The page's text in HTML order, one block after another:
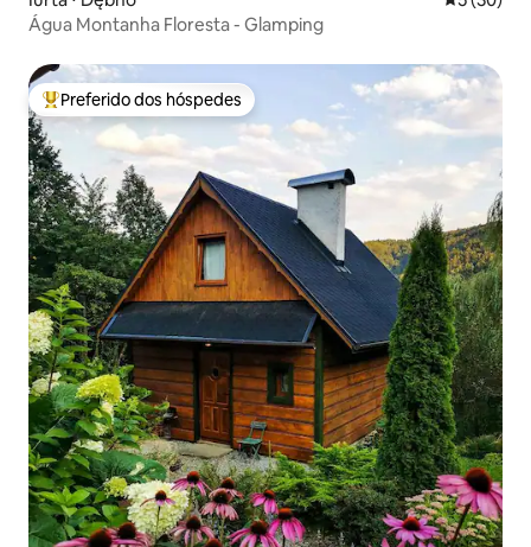
Água Montanha Floresta - Glamping
Entre os melhores preferidos dos hóspedes
Preferido dos hóspedes